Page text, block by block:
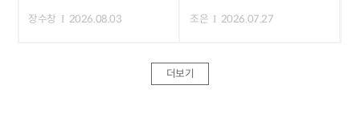
장수창 2026.08.03 조은 2026.07.27
더보기